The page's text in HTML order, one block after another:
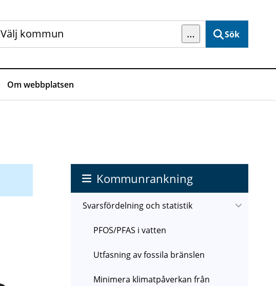
… Sök
Om webbplatsen
Kommunrankning
Svarsfördelning och statistik
PFOS/PFAS i vatten
Utfasning av fossila bränslen
Minimera klimatpåverkan från